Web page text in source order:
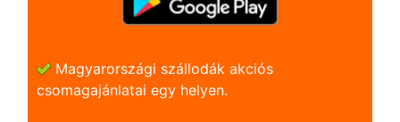
Magyarországi szállodák akciós
csomagajánlatai egy helyen.